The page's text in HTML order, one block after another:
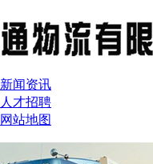
新闻资讯
人才招聘
网站地图